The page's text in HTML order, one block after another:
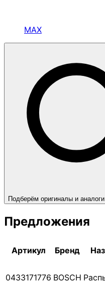
MAX
Подберём оригиналы и
Предложения
Артикул Бренд
0433171776 BOSCH